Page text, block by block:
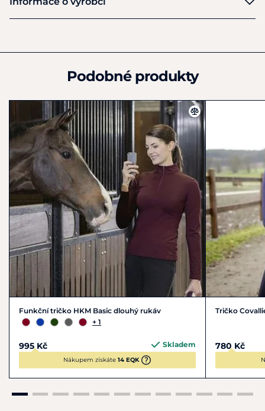
Veldenhauser Str 240
+49 4959 4198980
shop@hkm-sports.com
Podobné produkty
Funkční tričko HKM Basic dlouhý rukáv
+ 1
995 Kč Skladem
Nákupem získáte14 EQK
Tričko
780 Kč